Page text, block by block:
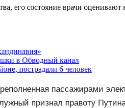
его состояние врачи оценивают
в Обводный канал
пострадали 6 человек
пассажирами
пострадали. Видео с места
признал правоту